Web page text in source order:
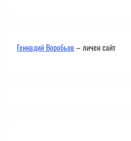
Геннадий Воробьов– личен сайт